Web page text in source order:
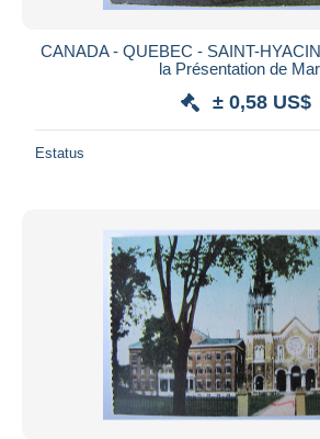
CANADA - QUEBEC - SAINT-
la Présentation de
± 0,58 US$
Estatus